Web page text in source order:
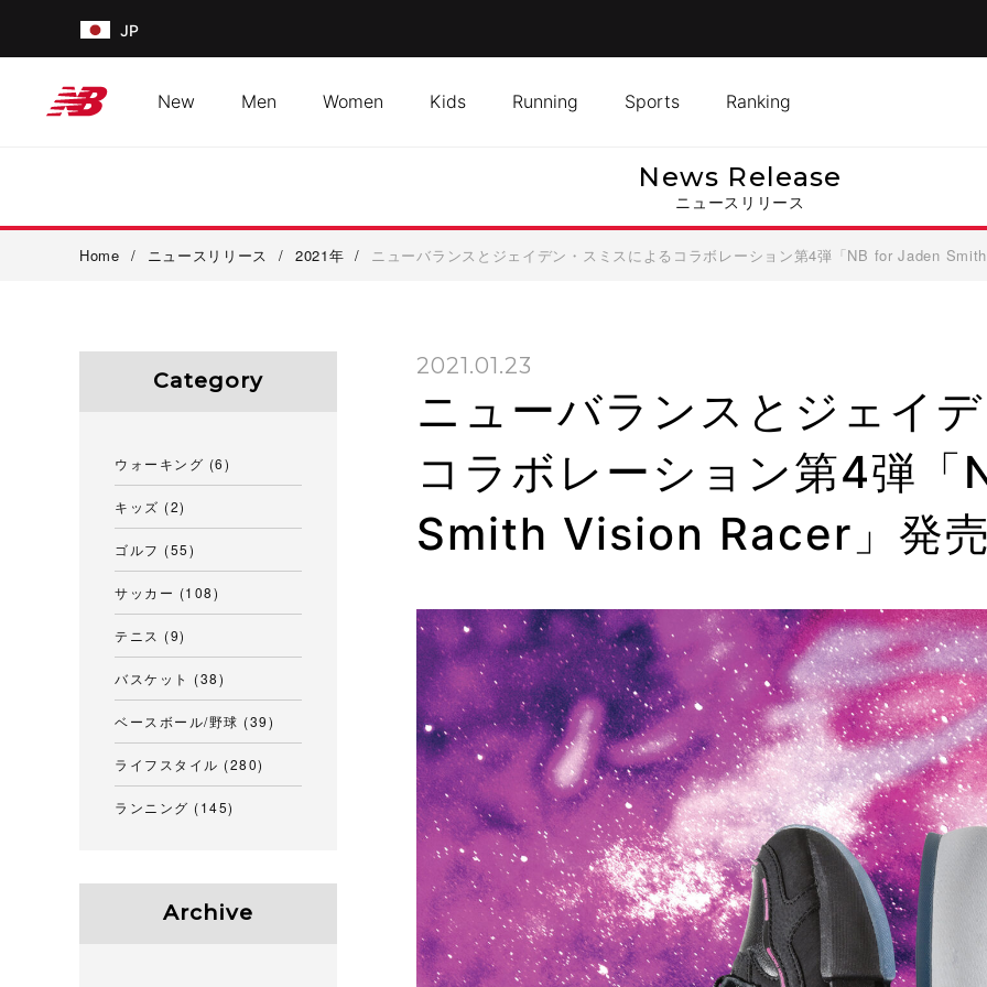
JP
New Men Women Kids Running Sports Ranking
News Release
ニュースリリース
Home / ニュースリリース / 2021年 / ニューバランスとジェイデン・スミスによるコラボレーション第4弾「NB for Jaden
2021.01.23
ニューバランスとジェイ
コラボレーション第4弾
Smith Vision Racer」発
Category
ウォーキング (6)
キッズ (2)
ゴルフ (55)
サッカー (108)
テニス (9)
バスケット (38)
ベースボール/野球 (39)
ライフスタイル (280)
ランニング (145)
Archive